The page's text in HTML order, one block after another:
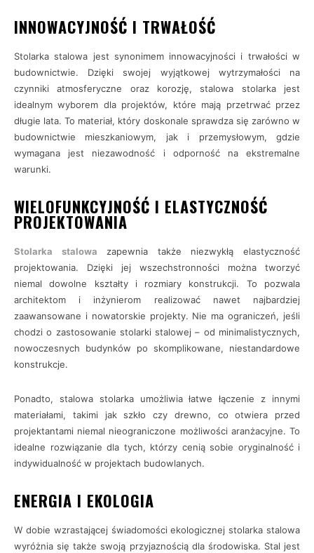
INNOWACYJNOŚĆ I TRWAŁOŚĆ
Stolarka stalowa jest synonimem innowacyjności i trwałości w
budownictwie. Dzięki swojej wyjątkowej wytrzymałości na
czynniki atmosferyczne oraz korozję, stalowa stolarka jest
idealnym wyborem dla projektów, które mają przetrwać przez
długie lata. To materiał, który doskonale sprawdza się zarówno w
budownictwie mieszkaniowym, jak i przemysłowym, gdzie
wymagana jest niezawodność i odporność na ekstremalne
warunki.
WIELOFUNKCYJNOŚĆ I ELASTYCZNOŚĆ
PROJEKTOWANIA
Stolarka stalowa zapewnia także niezwykłą elastyczność
projektowania. Dzięki jej wszechstronności można tworzyć
niemal dowolne kształty i rozmiary konstrukcji. To pozwala
architektom i inżynierom realizować nawet najbardziej
zaawansowane i nowatorskie projekty. Nie ma ograniczeń, jeśli
chodzi o zastosowanie stolarki stalowej – od minimalistycznych,
nowoczesnych budynków po skomplikowane, niestandardowe
konstrukcje.
Ponadto, stalowa stolarka umożliwia łatwe łączenie z innymi
materiałami, takimi jak szkło czy drewno, co otwiera przed
projektantami niemal nieograniczone możliwości aranżacyjne. To
idealne rozwiązanie dla tych, którzy cenią sobie oryginalność i
indywidualność w projektach budowlanych.
ENERGIA I EKOLOGIA
W dobie wzrastającej świadomości ekologicznej stolarka stalowa
wyróżnia się także swoją przyjaznością dla środowiska. Stal jest